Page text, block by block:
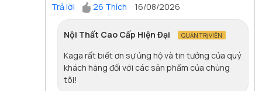
Trả lời
26 Thích 16/08/2026
Nội Thất Cao Cấp Hiện Đại QUẢN TRỊ VIÊN
Kaga rất biết ơn sự ủng hộ và tin tưởng của quý
khách hàng đối với các sản phẩm của chúng
tôi!